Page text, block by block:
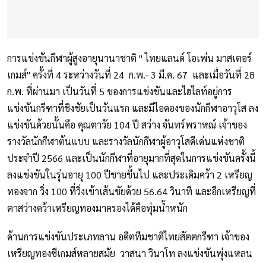
การแข่งขันกีฬาผู้สูงอายุนานาชาติ " ไทยแลนด์ โอเพ่น มาสเตอร์
เกมส์" ครั้งที่ 4 ระหว่างวันที่ 24 ก.พ.- 3 มี.ค. 67 และเมื่อวันที่ 28
ก.พ. ที่ผ่านมา เป็นวันที่ 5 ของการแข่งขันและไฮไลท์อยู่การ
แข่งขันกรีฑาที่ชิงชัยเป็นวันแรก และมีไอดองของนักกีฬาอาวุโส ลง
แข่งขันด้วยนั้นคือ คุณตาวัย 104 ปี สว่าง จันทร์พราหณ์ เจ้าของ
รางวัลนักกีฬาต้นแบบ และรางวัลนักกีฬาผู้อาวุโสดีเด่นแห่งชาติ
ประจำปี 2566 และเป็นนักกีฬาที่อายุมากที่สุดในการแข่งขันครั้งนี้
ลงแข่งขันในรุ่นอายุ 100 ปีชายขึ้นไป และประเดิมคว้า 2 เหรียญ
ทองจาก วิ่ง 100 ที่วิ่งเข้าเส้นชัยด้วย 56.64 วินาที และอีกเหรียญที่
ตาสว่างคว้าเหรียญทองมาครองได้คือทุ่มน้ำหนัก
ด้านการแข่งขันประเภทลาน อดีตทีมชาติไทยสัตตกรีฑา เจ้าของ
เหรียญทองซีเกมส์หลายสมัย วาสนา วินาโท ลงแข่งขันพุ่งแหลน